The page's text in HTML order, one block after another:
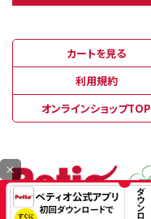
カートを見る
利用規約
オンラインショップTOP
×